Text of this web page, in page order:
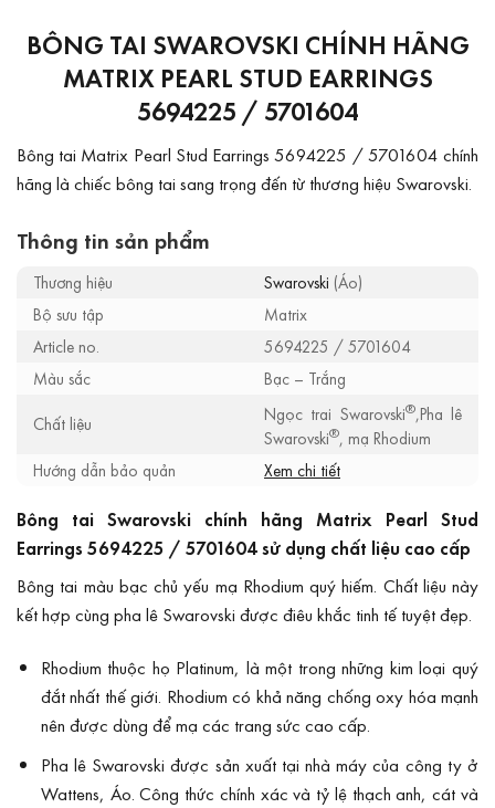
BÔNG TAI SWAROVSKI CHÍNH HÃNG
MATRIX PEARL STUD EARRINGS
5694225 / 5701604
Bông tai Matrix Pearl Stud Earrings 5694225 / 5701604 chính
hãng là chiếc bông tai sang trọng đến từ thương hiệu Swarovski.
Thông tin sản phẩm
Thương hiệu Swarovski (Áo)
Bộ sưu tập
Matrix
Article no.
5694225 / 5701604
Màu sắc
Bạc – Trắng
Chất liệu
Ngọc trai Swarovski®,Pha lê
Swarovski®, mạ Rhodium
Hướng dẫn bảo quản
Xem chi tiết
Bông tai Swarovski chính hãng Matrix Pearl Stud
Earrings 5694225 / 5701604 sử dụng chất liệu cao cấp
Bông tai màu bạc chủ yếu mạ Rhodium quý hiếm. Chất liệu này
kết hợp cùng pha lê Swarovski được điêu khắc tinh tế tuyệt đẹp.
Rhodium thuộc họ Platinum, là một trong những kim loại quý
đắt nhất thế giới. Rhodium có khả năng chống oxy hóa mạnh
nên được dùng để mạ các trang sức cao cấp.
Pha lê Swarovski được sản xuất tại nhà máy của công ty ở
Wattens, Áo. Công thức chính xác và tỷ lệ thạch anh, cát và